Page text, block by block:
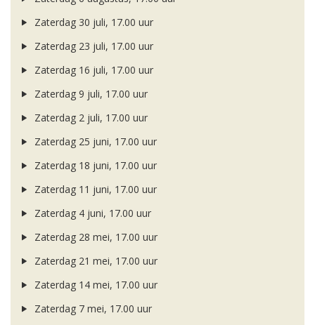
Zaterdag 30 juli, 17.00 uur
Zaterdag 23 juli, 17.00 uur
Zaterdag 16 juli, 17.00 uur
Zaterdag 9 juli, 17.00 uur
Zaterdag 2 juli, 17.00 uur
Zaterdag 25 juni, 17.00 uur
Zaterdag 18 juni, 17.00 uur
Zaterdag 11 juni, 17.00 uur
Zaterdag 4 juni, 17.00 uur
Zaterdag 28 mei, 17.00 uur
Zaterdag 21 mei, 17.00 uur
Zaterdag 14 mei, 17.00 uur
Zaterdag 7 mei, 17.00 uur